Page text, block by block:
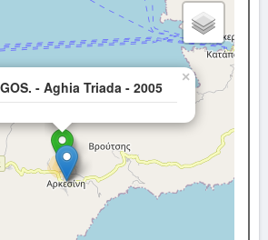
- Aghia Triada - 2005
×